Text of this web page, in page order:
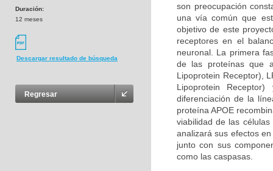
Duración:
12 meses
Descargar resultado de búsqueda
Regresar
son preocupación
una vía común que
objetivo de este
receptores en el
neuronal. La primera
de las proteínas que
Lipoprotein Receptor),
Lipoprotein
diferenciación de la
proteína APOE
viabilidad de las
analizará sus efectos
junto con sus
como las caspasas.